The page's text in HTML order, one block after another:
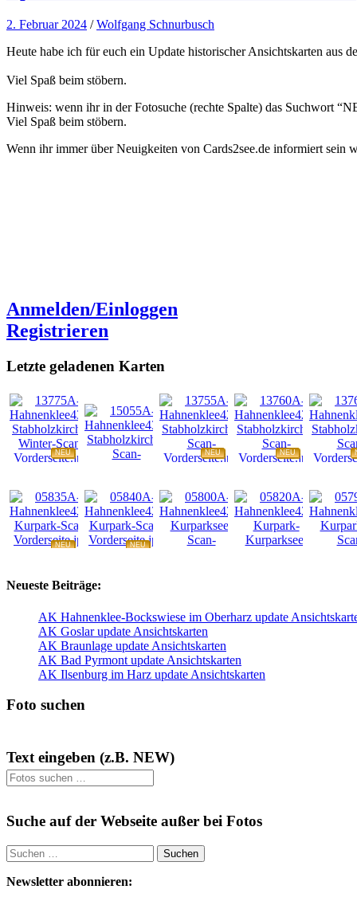
2. Februar 2024 /Wolfgang Schnurbusch
Heute habe ich für euch ein Update historischer Ansichtskarten aus
Viel Spaß beim stöbern.
Hinweis: wenn ihr in der Fotosuche (rechte Spalte) das Suchwort
Viel Spaß beim stöbern.
Wenn ihr immer über Neuigkeiten von Cards2see.de informiert sein
Anmelden/Einloggen
Registrieren
Letzte geladenen Karten
NEU NEU NEU
NEU
NEU
Neueste Beiträge:
AK Hahnenklee-Bockswiese im Oberharz update
AK Goslar update Ansichtskarten
AK Braunlage update Ansichtskarten
AK Bad Pyrmont update Ansichtskarten
AK Ilsenburg im Harz update Ansichtskarten
Foto suchen
Text eingeben (z.B. NEW)
Suche auf der Webseite außer bei Fotos
Suchen
nach:
Newsletter abonnieren: